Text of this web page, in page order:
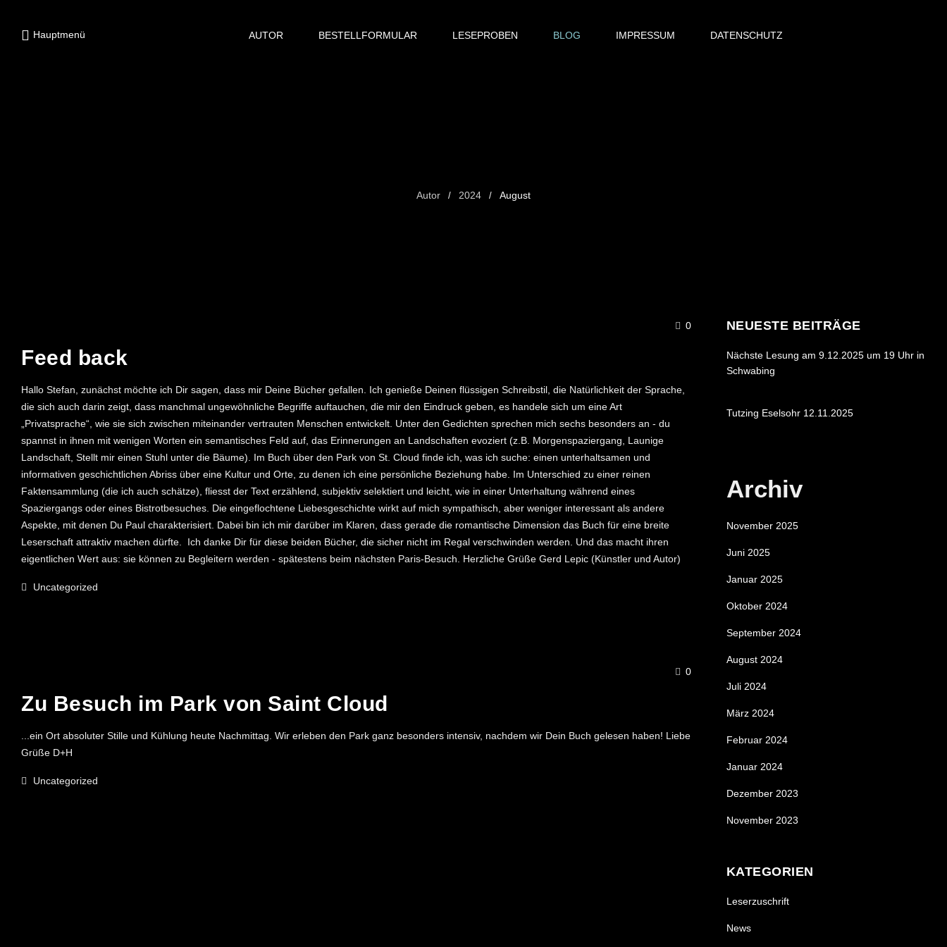
Hauptmenü AUTOR BESTELLFORMULAR LESEPROBEN BLOG IMPRESSUM DATENSCHUTZ
Autor / 2024 / August
0
Feed back
Hallo Stefan, zunächst möchte ich Dir sagen, dass mir Deine Bücher gefallen. Ich genieße Deinen flüssigen Schreibstil, die Natürlichkeit der Sprache,
die sich auch darin zeigt, dass manchmal ungewöhnliche Begriffe auftauchen, die mir den Eindruck geben, es handele sich um eine Art
„Privatsprache“, wie sie sich zwischen miteinander vertrauten Menschen entwickelt. Unter den Gedichten sprechen mich sechs besonders an - du
spannst in ihnen mit wenigen Worten ein semantisches Feld auf, das Erinnerungen an Landschaften evoziert (z.B. Morgenspaziergang, Launige
Landschaft, Stellt mir einen Stuhl unter die Bäume). Im Buch über den Park von St. Cloud finde ich, was ich suche: einen unterhaltsamen und
informativen geschichtlichen Abriss über eine Kultur und Orte, zu denen ich eine persönliche Beziehung habe. Im Unterschied zu einer reinen
Faktensammlung (die ich auch schätze), fliesst der Text erzählend, subjektiv selektiert und leicht, wie in einer Unterhaltung während eines
Spaziergangs oder eines Bistrotbesuches. Die eingeflochtene Liebesgeschichte wirkt auf mich sympathisch, aber weniger interessant als andere
Aspekte, mit denen Du Paul charakterisiert. Dabei bin ich mir darüber im Klaren, dass gerade die romantische Dimension das Buch für eine breite
Leserschaft attraktiv machen dürfte. Ich danke Dir für diese beiden Bücher, die sicher nicht im Regal verschwinden werden. Und das macht ihren
eigentlichen Wert aus: sie können zu Begleitern werden - spätestens beim nächsten Paris-Besuch. Herzliche Grüße Gerd Lepic (Künstler und Autor)
Uncategorized
0
Zu Besuch im Park von Saint Cloud
...ein Ort absoluter Stille und Kühlung heute Nachmittag. Wir erleben den Park ganz besonders intensiv, nachdem wir Dein Buch gelesen haben! Liebe
Grüße D+H
Uncategorized
NEUESTE BEITRÄGE
Nächste Lesung am 9.12.2025 um 19 Uhr in
Schwabing
Tutzing Eselsohr 12.11.2025
Archiv
November 2025
Juni 2025
Januar 2025
Oktober 2024
September 2024
August 2024
Juli 2024
März 2024
Februar 2024
Januar 2024
Dezember 2023
November 2023
KATEGORIEN
Leserzuschrift
News